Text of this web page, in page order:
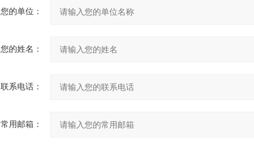
您的单位：
您的姓名：
联系电话：
常用邮箱：